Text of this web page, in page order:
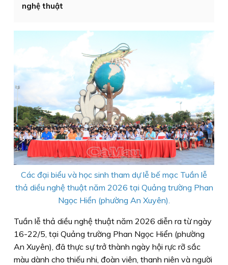
nghệ thuật
Các đại biểu và học sinh tham dự lễ bế mạc Tuần lễ
thả diều nghệ thuật năm 2026 tại Quảng trường Phan
Ngọc Hiển (phường An Xuyên).
Tuần lễ thả diều nghệ thuật năm 2026 diễn ra từ ngày
16-22/5, tại Quảng trường Phan Ngọc Hiển (phường
An Xuyên), đã thực sự trở thành ngày hội rực rỡ sắc
màu dành cho thiếu nhi, đoàn viên, thanh niên và người